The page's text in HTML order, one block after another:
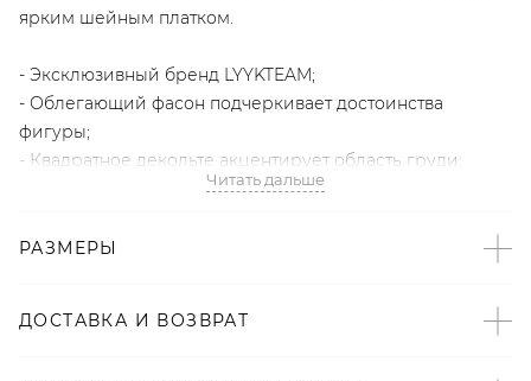
ярким шейным платком.
- Эксклюзивный бренд LYYKTEAM;
- Облегающий фасон подчеркивает достоинства
фигуры;
- Квадратное декольте акцентирует область груди;
- Фактура в рубчик формирует вертикальные линии,
- В составе: 70% вискоза, 30% нейлон – приятный к телу,
Образ
Читать дальше
РАЗМЕРЫ
ДОСТАВКА И ВОЗВРАТ